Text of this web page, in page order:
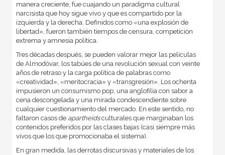
manera creciente, fue cuajando un paradigma cultural
narcisista que hoy sigue vivo y que es compartido por la
izquierda y la derecha. Definidos como «una explosión de
libertad», fueron también tiempos de censura, competición
extrema y amnesia política.
Tres décadas después, se pueden valorar mejor las películas
de Almodóvar, los tabúes de una revolución sexual con veinte
años de retraso y la carga política de palabras como
«creatividad», «meritocracia» y «transgresión». Los ochenta
impusieron un consumismo pop, una anglofilia con sabor a
cena descongelada y una mirada condescendiente sobre
cualquier cuestionamiento del mercado. En este sentido, no
faltaron casos de apartheidsculturales que marginaban los
contenidos preferidos por las clases bajas (casi siempre más
vivos que los que promocionaba el sistema).
En gran medida, las derrotas discursivas y materiales de los